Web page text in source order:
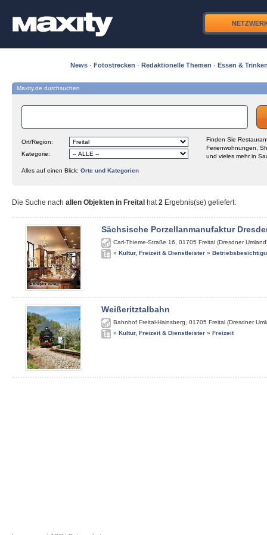
News · Fotostrecken · Redaktionelle Themen · Essen &
Maxity.de durchsuchen
Ort/Region:
Kategorie:
Finden Sie
Ferienwohnungen,
und vieles mehr in
Alles auf einen Blick: Orte und Kategorien
Die Suche nach allen Objekten in Freital hat2 Ergebnis(se) geliefert:
Sächsische Porzellanmanufaktur
Carl-Thieme-Straße 16 01705 Freital (Dresdner
» Kultur, Freizeit & Dienstleister »
Weißeritztalbahn
Bahnhof Freital-Hainsberg 01705 Freital (Dresdner
» Kultur, Freizeit & Dienstleister » Freizeit